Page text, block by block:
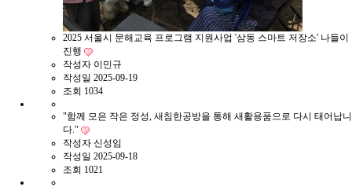
2025 서울시 문해교육 프로그램 지원사업 '삼동 스마트 저장소' 나들이
진행
작성자 이민규
작성일 2025-09-19
조회 1034
"함께 모은 작은 정성, 새침한공방을 통해 새활용품으로 다시 태어납니
다."
작성자 신성임
작성일 2025-09-18
조회 1021